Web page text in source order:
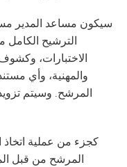
الترشيح
الاختبارات،
والمهنية، وأي
المرشح. وسيتم
المرشح من قبل